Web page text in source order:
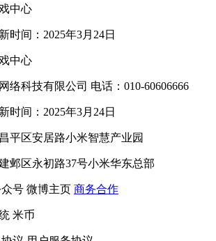
中心
时间：2025年3月24日
中心
络科技有限公司 电话：010-60606666
时间：2025年3月24日
平区安居路小米智慧产业园
邺区永初路37号小米华东总部
号 微博主页 商务合作
米币